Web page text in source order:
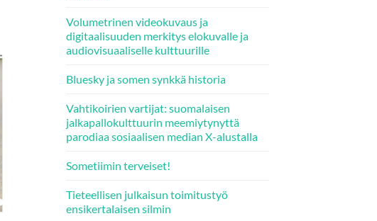
Volumetrinen videokuvaus ja
digitaalisuuden merkitys elokuvalle ja
audiovisuaaliselle kulttuurille
Bluesky ja somen synkkä historia
Vahtikoirien vartijat: suomalaisen
jalkapallokulttuurin meemiytynyttä
parodiaa sosiaalisen median X-alustalla
Sometiimin terveiset!
Tieteellisen julkaisun toimitustyö
ensikertalaisen silmin